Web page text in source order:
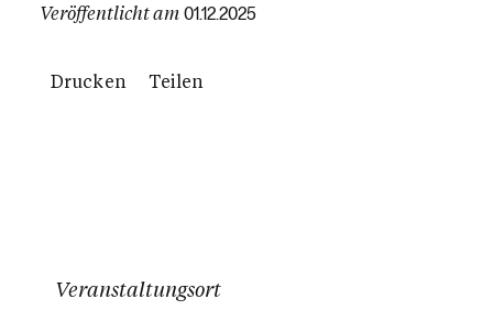
Veröffentlicht am 01.12.2025
Drucken Teilen
Veranstaltungsort